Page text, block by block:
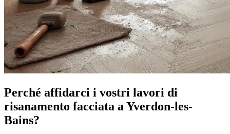
Perché affidarci i vostri lavori di
risanamento facciata a Yverdon-les-
Bains?